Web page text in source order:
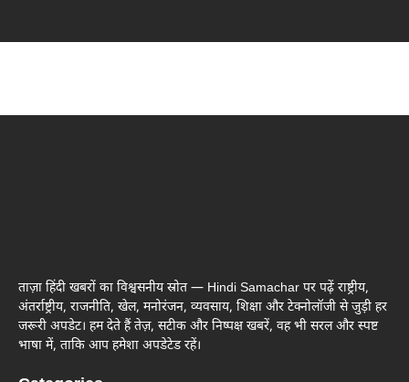
ताज़ा हिंदी खबरों का विश्वसनीय स्रोत — Hindi Samachar पर पढ़ें राष्ट्रीय,
अंतर्राष्ट्रीय, राजनीति, खेल, मनोरंजन, व्यवसाय, शिक्षा और टेक्नोलॉजी से जुड़ी हर
जरूरी अपडेट। हम देते हैं तेज़, सटीक और निष्पक्ष खबरें, वह भी सरल और स्पष्ट
भाषा में, ताकि आप हमेशा अपडेटेड रहें।